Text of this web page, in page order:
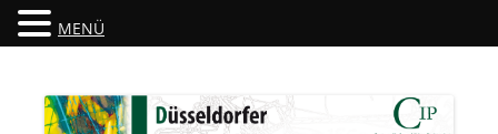
Düsseldorfer Entscheidungen
MENÜ